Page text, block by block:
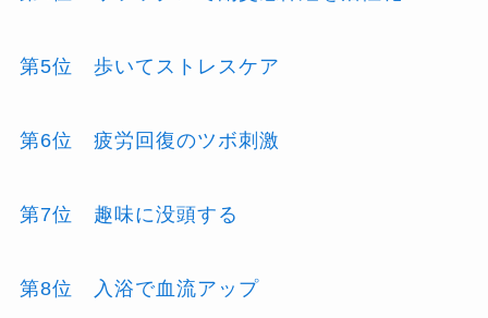
第5位 歩いてストレスケア
第6位 疲労回復のツボ刺激
第7位 趣味に没頭する
第8位 入浴で血流アップ